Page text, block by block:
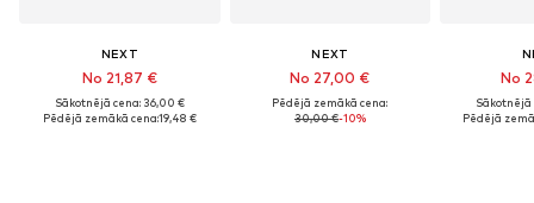
NEXT
No 21,87 €
Sākotnējā cena: 36,00 €
Pēdējā zemākā cena:19,48 €
NEXT
No 27,00 €
Pēdējā zemākā cena:
30,00 €-10%
No
Sākotnējā
Pēdējā